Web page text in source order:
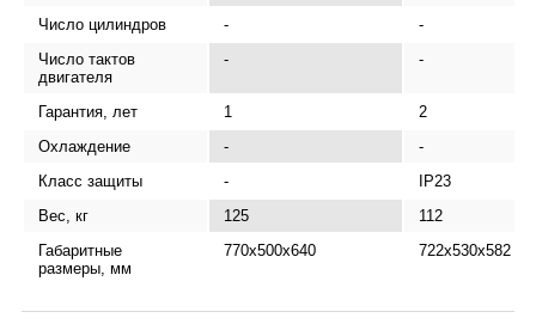
Число цилиндров -
-
Число тактов
двигателя
- -
Гарантия, лет 1
2
Охлаждение
-
-
Класс защиты
-
IP23
Вес, кг
125
112
Габаритные
размеры, мм
770x500x640 722x530x582